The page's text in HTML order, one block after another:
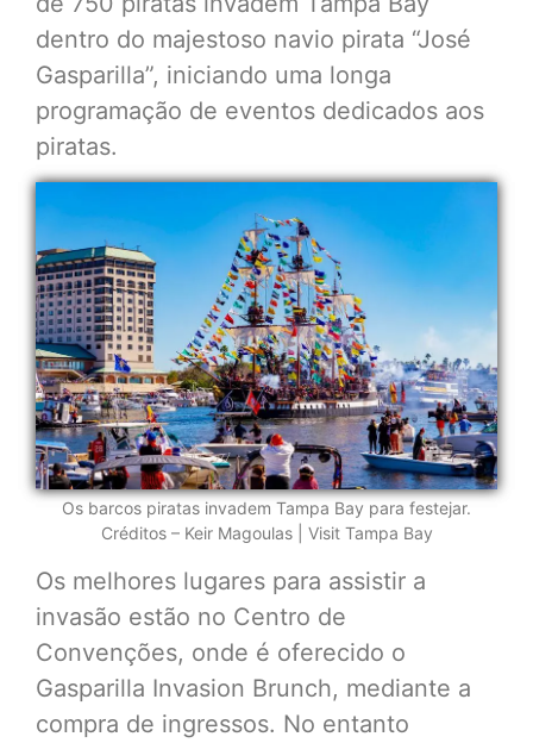
dentro do majestoso navio pirata “José
Gasparilla”, iniciando uma longa
programação de eventos dedicados aos
piratas.
Os barcos piratas invadem Tampa Bay para festejar.
Créditos – Keir Magoulas | Visit Tampa Bay
Os melhores lugares para assistir a
invasão estão no Centro de
Convenções, onde é oferecido o
Gasparilla Invasion Brunch, mediante a
compra de ingressos. No entanto